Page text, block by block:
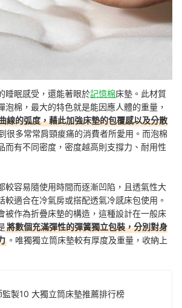
睡眠感受，還能著眼於記憶棉床墊。此材質
泡棉，最大的特色就是能因應人體的重量，
線的弧度，藉此加強床墊的包覆感以及分散
很多常常肩頸痠痛的消費者所愛用。而泡棉
而有不同密度，密度越高則支撐力、耐用性
較容易隨使用時間而逐漸凹陷，且透氣性大
較適合在冷氣房或搭配透氣冷感床包使用。
被作為折疊床墊的構造，這種設計在一般床
將數個充滿彈性的彈簧獨立包裝，分別對身
。唯獨獨立筒床墊較有厚度及重量，收納上
製10 大獨立筒床墊推薦排行榜